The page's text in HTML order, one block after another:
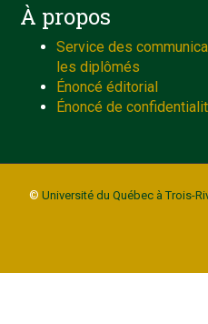
À propos
Service des
les diplômés
Énoncé éditorial
Énoncé de
© Université du Québec à Trois-